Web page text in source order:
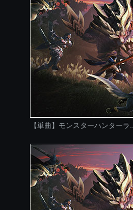
【単曲】モンスターハンターラ...